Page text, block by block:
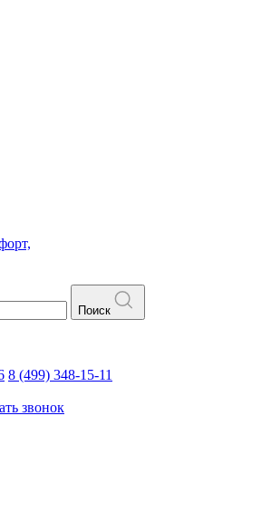
Поиск
8 (499) 348-15-11
звонок